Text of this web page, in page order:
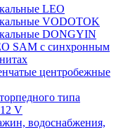
LEO
VODOTOK
DONGYIN
SAM с синхронным
центробежные
типа
V
водоснабжения,